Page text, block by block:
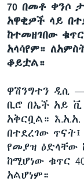
70 በመቶ ቀንሶ
አዋቂዎች ላይ
ከተመዘገበው
አላሳየም።
ቆይቷል።
ዋሽንግተን ዲሲ —
ቢሮ በኤች አይ ቪ
አቅርቧል።
በተደረገው
የመያዝ ዕድላቸው
ከሚሆነው ቁጥር
አልሆነም።